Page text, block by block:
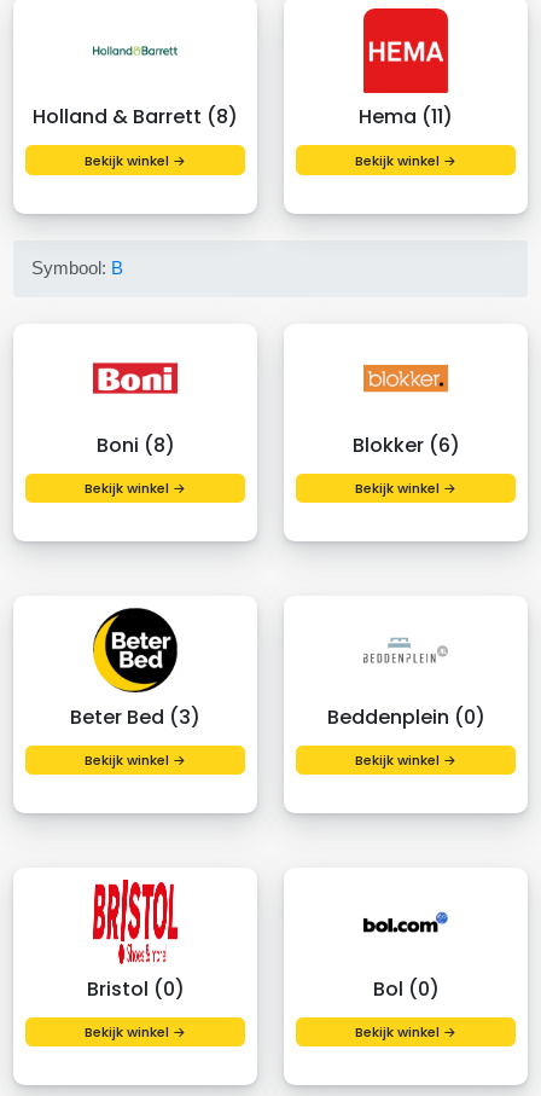
Holland & Barrett (8)
Bekijk winkel →
Hema (11)
Bekijk winkel →
Symbool: B
Boni (8)
Bekijk winkel →
Blokker (6)
Bekijk winkel →
Beter Bed (3)
Bekijk winkel →
Beddenplein (0)
Bekijk winkel →
Bristol (0)
Bekijk winkel →
Bol (0)
Bekijk winkel →